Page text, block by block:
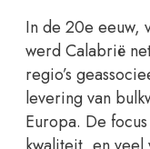
In de 20e eeuw,
werd Calabrië
regio’s
levering van
Europa. De